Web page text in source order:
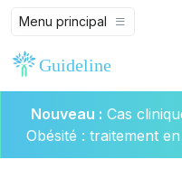
Menu principal
Nouveau : Cas
Obésité : traitement